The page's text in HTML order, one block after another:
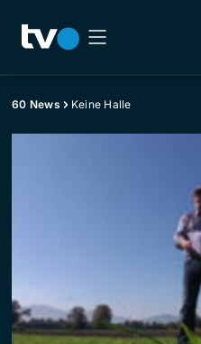
60 News Keine Halle